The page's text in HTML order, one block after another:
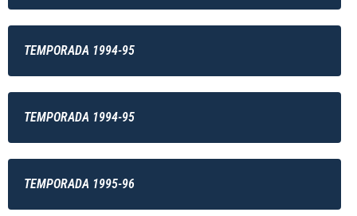
TEMPORADA 1994-95
TEMPORADA 1994-95
TEMPORADA 1995-96